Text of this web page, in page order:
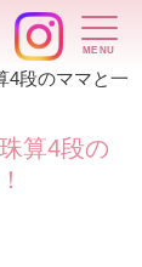
4段のママと一
算4段の